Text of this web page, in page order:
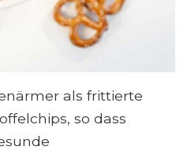
als frittierte
so dass